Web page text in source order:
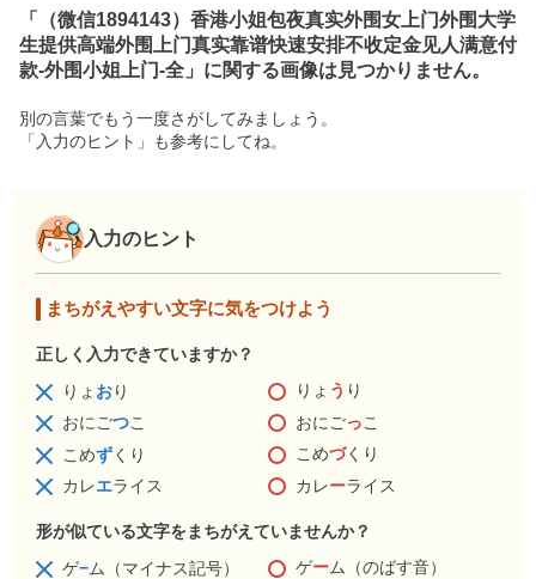
よ
う
「
（微信1894143）香港小姐包夜真实外围女上门外围大学
生提供高端外围上门真实靠谱快速安排不收定金见人满意付
款-外围小姐上门-全 」に関する画像は見つかりません。
別の言葉でもう一度さがしてみましょう。
「入力のヒント」も参考にしてね。
入力のヒント
まちがえやすい文字に気をつけよう
正しく入力できていますか？
りょ おり りょ う り
おにごつこ おにごっこ
こめずくり こめづくり
カレエライス カレーライス
形が似ている文字をまちがえていませんか？
ゲ−ム（マイナス記号） ゲーム（のばす音）